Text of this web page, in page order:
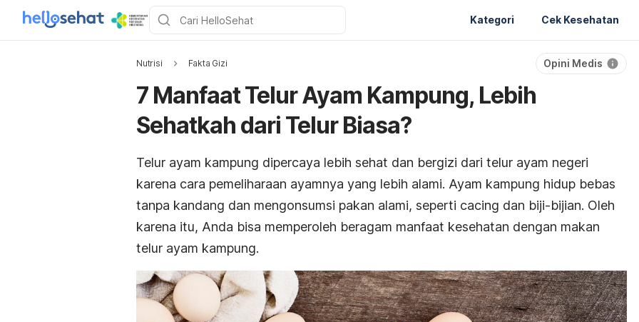
Kategori Cek Kesehatan
Nutrisi Fakta Gizi Opini Medis
7 Manfaat Telur Ayam Kampung, Lebih
Sehatkah dari Telur Biasa?
Telur ayam kampung dipercaya lebih sehat dan bergizi dari telur ayam negeri
karena cara pemeliharaan ayamnya yang lebih alami. Ayam kampung hidup bebas
tanpa kandang dan mengonsumsi pakan alami, seperti cacing dan biji-bijian. Oleh
karena itu, Anda bisa memperoleh beragam manfaat kesehatan dengan makan
telur ayam kampung.